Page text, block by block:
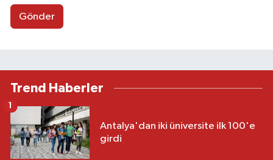
Gönder
Trend Haberler
Antalya'dan iki üniversite ilk 100'e
girdi